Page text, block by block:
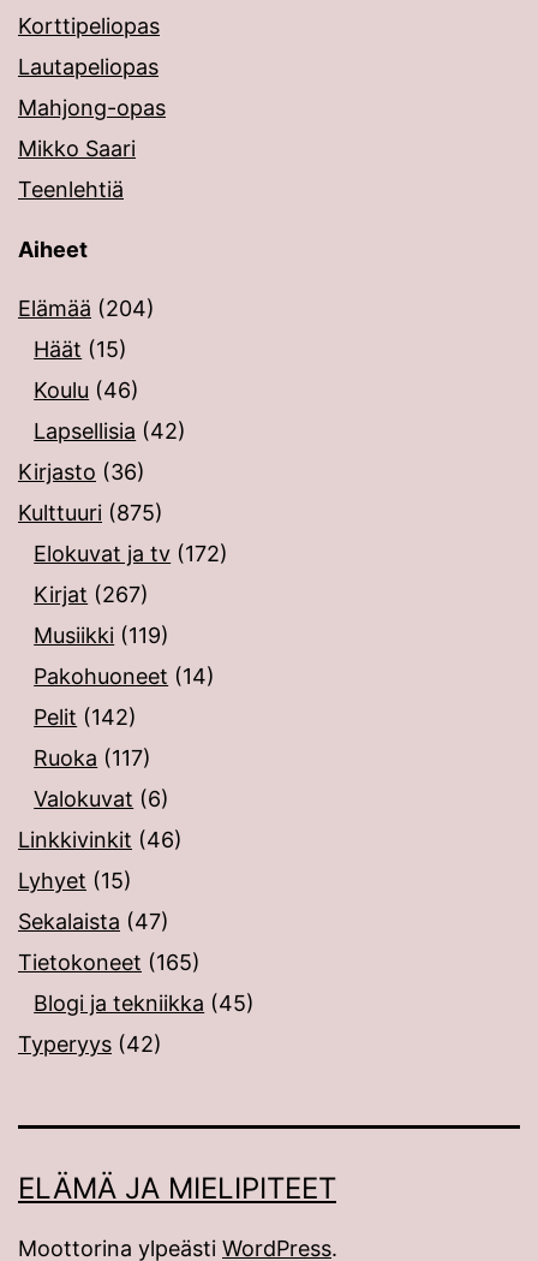
Korttipeliopas
Lautapeliopas
Mahjong-opas
Mikko Saari
Teenlehtiä
Aiheet
Elämää (204)
Häät (15)
Koulu (46)
Lapsellisia (42)
Kirjasto (36)
Kulttuuri (875)
Elokuvat ja tv (172)
Kirjat (267)
Musiikki (119)
Pakohuoneet (14)
Pelit (142)
Ruoka (117)
Valokuvat (6)
Linkkivinkit (46)
Lyhyet (15)
Sekalaista (47)
Tietokoneet (165)
Blogi ja tekniikka (45)
Typeryys (42)
ELÄMÄ JA MIELIPITEET
Moottorina ylpeästi WordPress.